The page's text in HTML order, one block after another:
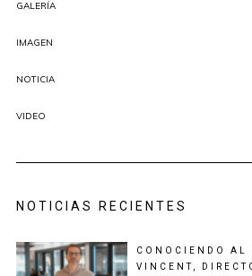
GALERÍA
IMAGEN
NOTICIA
VIDEO
NOTICIAS RECIENTES
CONOCIENDO AL
VINCENT,